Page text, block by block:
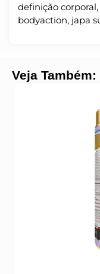
definição
bodyaction, japa
Veja Também: